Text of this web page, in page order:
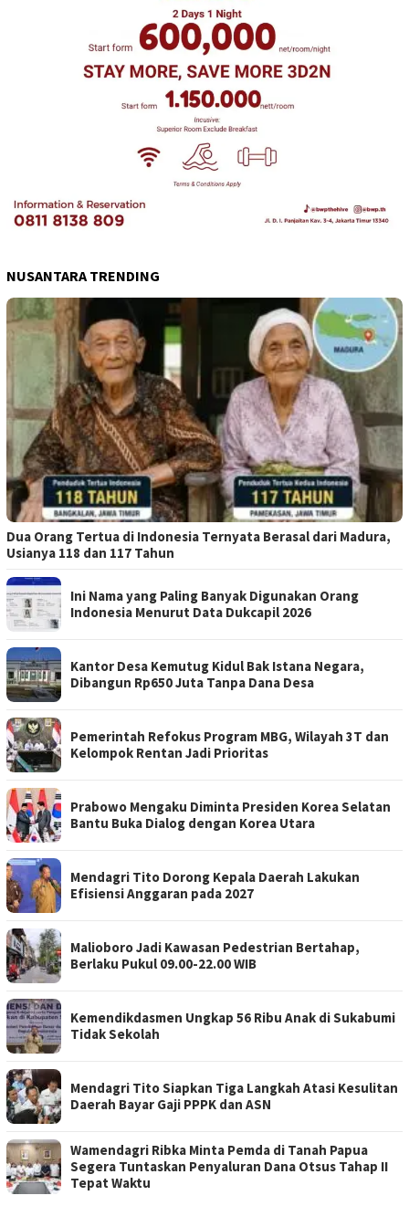
NUSANTARA TRENDING
Dua Orang Tertua di Indonesia Ternyata Berasal dari Madura,
Usianya 118 dan 117 Tahun
Ini Nama yang Paling Banyak Digunakan Orang
Indonesia Menurut Data Dukcapil 2026
Kantor Desa Kemutug Kidul Bak Istana Negara,
Dibangun Rp650 Juta Tanpa Dana Desa
Pemerintah Refokus Program MBG, Wilayah 3T dan
Kelompok Rentan Jadi Prioritas
Prabowo Mengaku Diminta Presiden Korea Selatan
Bantu Buka Dialog dengan Korea Utara
Mendagri Tito Dorong Kepala Daerah Lakukan
Efisiensi Anggaran pada 2027
Malioboro Jadi Kawasan Pedestrian Bertahap,
Berlaku Pukul 09.00-22.00 WIB
Kemendikdasmen Ungkap 56 Ribu Anak di Sukabumi
Tidak Sekolah
Mendagri Tito Siapkan Tiga Langkah Atasi Kesulitan
Daerah Bayar Gaji PPPK dan ASN
Wamendagri Ribka Minta Pemda di Tanah Papua
Segera Tuntaskan Penyaluran Dana Otsus Tahap II
Tepat Waktu